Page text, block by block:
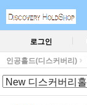
로그인
인공홀드(디스커버리)